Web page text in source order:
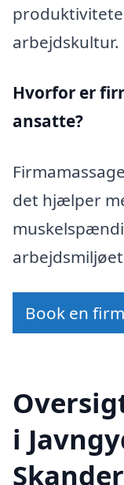
arbejdskultur.
Hvorfor er
ansatte?
det hjælper
Book en
i